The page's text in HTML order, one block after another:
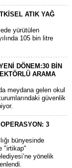
ATIK YAĞ
yürütülen
105 bin litre
DÖNEM:30 BİN
ARAMA
meydana gelen okul
güvenlik
3
bünyesinde
"irtikap"
yönelik